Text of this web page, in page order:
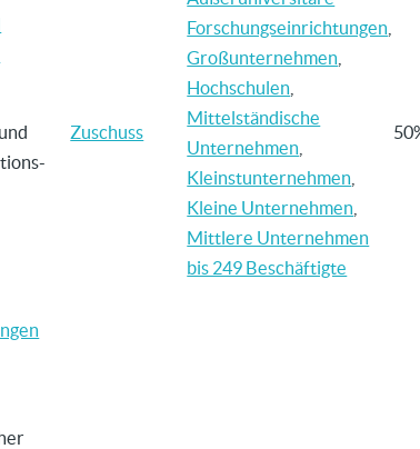
Zuschuss
Forschungseinrichtungen
Großunternehmen
Hochschulen
Mittelständische
Unternehmen
Kleinstunternehmen
Kleine Unternehmen
Mittlere Unternehmen
bis 249 Beschäftigte